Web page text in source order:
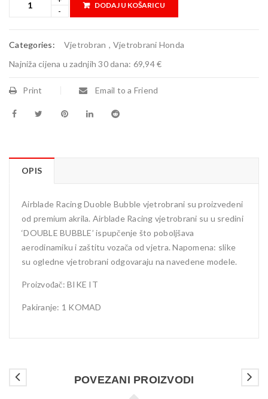
DODAJ U KOŠARICU
Categories: Vjetrobran , Vjetrobrani Honda
Najniža cijena u zadnjih 30 dana: 69,94 €
Print Email to a Friend
OPIS
Airblade Racing Duoble Bubble vjetrobrani su proizvedeni
od premium akrila. Airblade Racing vjetrobrani su u sredini
‘DOUBLE BUBBLE’ ispupčenje što poboljšava
aerodinamiku i zaštitu vozača od vjetra. Napomena: slike
su ogledne vjetrobrani odgovaraju na navedene modele.
Proizvođač: BIKE IT
Pakiranje: 1 KOMAD
POVEZANI PROIZVODI